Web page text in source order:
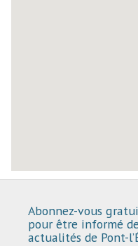
Abonnez-vous
pour être informé
actualités de Pont-